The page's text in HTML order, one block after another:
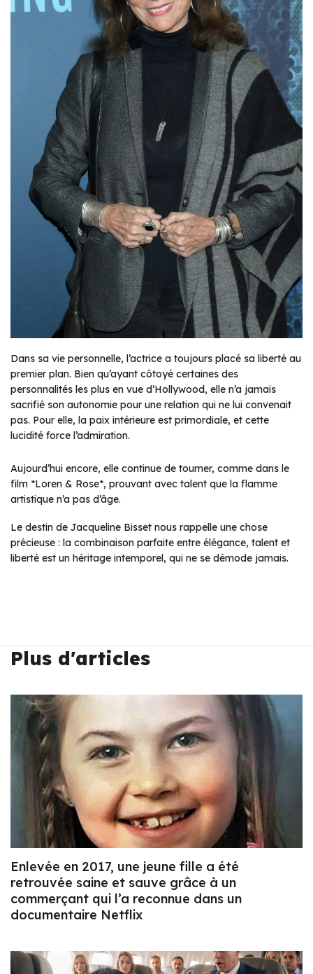
Dans sa vie personnelle, l’actrice a toujours placé sa liberté au
premier plan. Bien qu’ayant côtoyé certaines des
personnalités les plus en vue d’Hollywood, elle n’a jamais
sacrifié son autonomie pour une relation qui ne lui convenait
pas. Pour elle, la paix intérieure est primordiale, et cette
lucidité force l’admiration.
Aujourd’hui encore, elle continue de tourner, comme dans le
film *Loren & Rose*, prouvant avec talent que la flamme
artistique n’a pas d’âge.
Le destin de Jacqueline Bisset nous rappelle une chose
précieuse : la combinaison parfaite entre élégance, talent et
liberté est un héritage intemporel, qui ne se démode jamais.
Plus d'articles
Enlevée en 2017, une jeune fille a été
retrouvée saine et sauve grâce à un
commerçant qui l’a reconnue dans un
documentaire Netflix